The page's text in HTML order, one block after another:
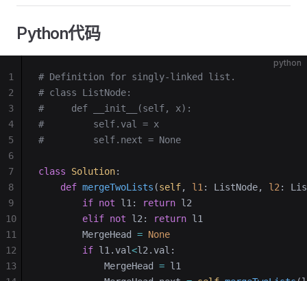
Python代码
python
# Definition for singly-linked list.
# class ListNode:
#     def __init__(self, x):
#         self.val = x
#         self.next = None
class Solution:
    def
mergeTwoLists (self, l1 : ListNode, l2 :
        if
not l1: return l2
        elif
not l2: return l1
        MergeHead
= None
        if
l1.val<l2.val:
            MergeHead
= l1
1
2
3
4
5
6
7
8
9
10
11
12
13